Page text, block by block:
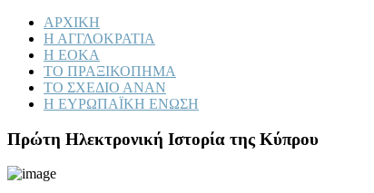
ΑΡΧΙΚΗ
Η ΑΓΓΛΟΚΡΑΤΙΑ
Η ΕΟΚΑ
ΤΟ ΠΡΑΞΙΚΟΠΗΜΑ
ΤΟ ΣΧΕΔΙΟ ΑΝΑΝ
Η ΕΥΡΩΠΑΪΚΗ ΕΝΩΣΗ
Πρώτη Ηλεκτρονική Ιστορία της Κύπρου